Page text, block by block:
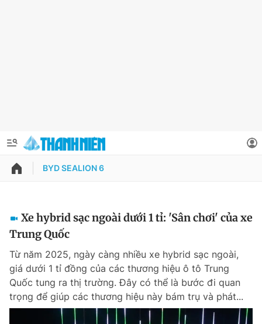
QUẢNG CÁO
Chuyên mục khác
Chào ngày mới Tin 24h
Thông tin tài khoản
Đổi mật khẩu
Tin đã lưu
Tin đã xem
Đăng xuất
BYD SEALION 6
Xe hybrid sạc ngoài dưới 1 tỉ: 'Sân chơi' của xe
Trung Quốc
Từ năm 2025, ngày càng nhiều xe hybrid sạc ngoài,
giá dưới 1 tỉ đồng của các thương hiệu ô tô Trung
Quốc tung ra thị trường. Đây có thể là bước đi quan
trọng để giúp các thương hiệu này bám trụ và phát...